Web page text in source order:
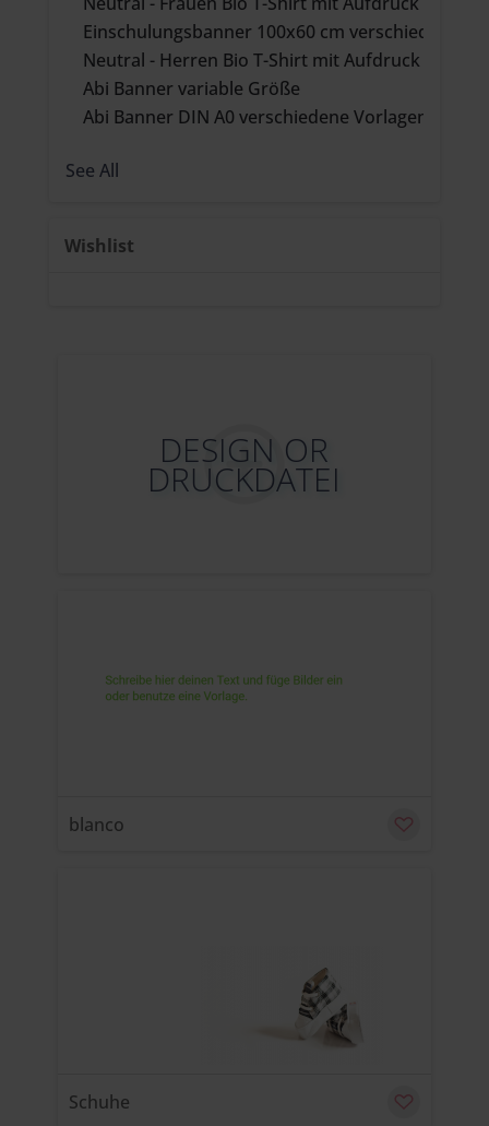
Einschulungsbanner 100x60 cm verschiedene
Neutral - Herren Bio T-Shirt mit Aufdruck
Abi Banner variable Größe
Abi Banner DIN A0 verschiedene Vorlagen
See All
Wishlist
DESIGN OR
DRUCKDATEI
blanco
Schuhe